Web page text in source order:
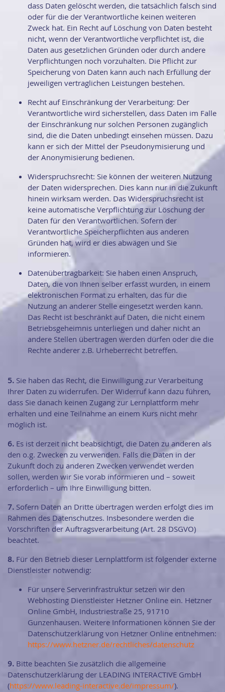
dass Daten gelöscht werden, die tatsächlich falsch sind
oder für die der Verantwortliche keinen weiteren
Zweck hat. Ein Recht auf Löschung von Daten besteht
nicht, wenn der Verantwortliche verpflichtet ist, die
Daten aus gesetzlichen Gründen oder durch andere
Verpflichtungen noch vorzuhalten. Die Pflicht zur
Speicherung von Daten kann auch nach Erfüllung der
jeweiligen vertraglichen Leistungen bestehen.
Recht auf Einschränkung der Verarbeitung: Der
Verantwortliche wird sicherstellen, dass Daten im Falle
der Einschränkung nur solchen Personen zugänglich
sind, die die Daten unbedingt einsehen müssen. Dazu
kann er sich der Mittel der Pseudonymisierung und
der Anonymisierung bedienen.
Widerspruchsrecht: Sie können der weiteren Nutzung
der Daten widersprechen. Dies kann nur in die Zukunft
hinein wirksam werden. Das Widerspruchsrecht ist
keine automatische Verpflichtung zur Löschung der
Daten für den Verantwortlichen. Sofern der
Verantwortliche Speicherpflichten aus anderen
Gründen hat, wird er dies abwägen und Sie
informieren.
Datenübertragbarkeit: Sie haben einen Anspruch,
Daten, die von Ihnen selber erfasst wurden, in einem
elektronischen Format zu erhalten, das für die
Nutzung an anderer Stelle eingesetzt werden kann.
Das Recht ist beschränkt auf Daten, die nicht einem
Betriebsgeheimnis unterliegen und daher nicht an
andere Stellen übertragen werden dürfen oder die die
Rechte anderer z.B. Urheberrecht betreffen.
5. Sie haben das Recht, die Einwilligung zur Verarbeitung
Ihrer Daten zu widerrufen. Der Widerruf kann dazu führen,
dass Sie danach keinen Zugang zur Lernplattform mehr
erhalten und eine Teilnahme an einem Kurs nicht mehr
möglich ist.
6. Es ist derzeit nicht beabsichtigt, die Daten zu anderen als
den o.g. Zwecken zu verwenden. Falls die Daten in der
Zukunft doch zu anderen Zwecken verwendet werden
sollen, werden wir Sie vorab informieren und – soweit
erforderlich – um Ihre Einwilligung bitten.
7. Sofern Daten an Dritte übertragen werden erfolgt dies im
Rahmen des Datenschutzes. Insbesondere werden die
Vorschriften der Auftragsverarbeitung (Art. 28 DSGVO)
beachtet.
8. Für den Betrieb dieser Lernplattform ist folgender externe
Dienstleister notwendig:
Für unsere Serverinfrastruktur setzen wir den
Webhosting Dienstleister Hetzner Online ein. Hetzner
Online GmbH, Industriestraße 25, 91710
Gunzenhausen. Weitere Informationen können Sie der
Datenschutzerklärung von Hetzner Online entnehmen:
https://www.hetzner.de/rechtliches/datenschutz
9. Bitte beachten Sie zusätzlich die allgemeine
Datenschutzerklärung der LEADING INTERACTIVE GmbH
(https://www.leading-interactive.de/impressum/).